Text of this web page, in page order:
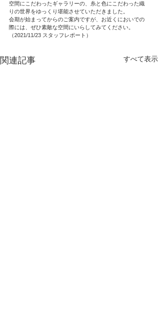
空間にこだわったギャラリーの、糸と色にこだわった織
りの世界をゆっくり堪能させていただきました。
会期が始まってからのご案内ですが、お近くにおいでの
際には、ぜひ素敵な空間にいらしてみてください。
（2021/11/23 スタッフレポート）
関連記事 すべて表示